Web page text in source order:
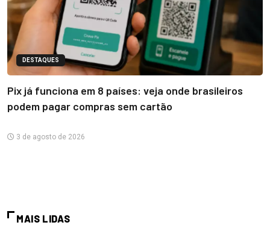
DESTAQUES
Pix já funciona em 8 países: veja onde brasileiros
podem pagar compras sem cartão
3 de agosto de 2026
MAIS LIDAS